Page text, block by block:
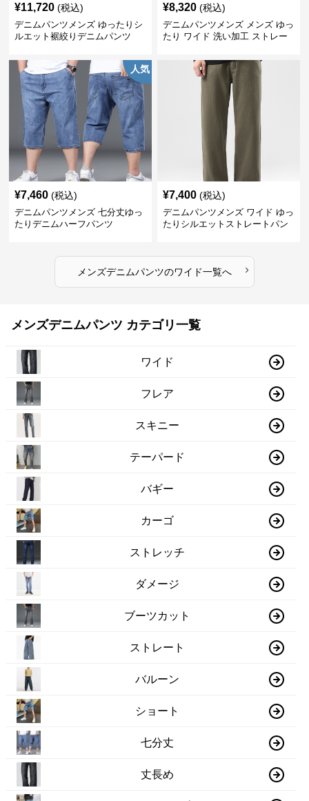
¥11,720 (税込)
デニムパンツメンズ ゆったりシ
ルエット裾絞りデニムパンツ
¥8,320 (税込)
デニムパンツメンズ メンズ ゆっ
たり ワイド 洗い加工 ストレー
人気
¥7,460 (税込)
デニムパンツメンズ 七分丈ゆっ
たりデニムハーフパンツ
¥7,400 (税込)
デニムパンツメンズ ワイド ゆっ
たりシルエットストレートパン
メンズデニムパンツのワイド一覧へ ›
メンズデニムパンツ カテゴリ一覧
ワイド
フレア
スキニー
テーパード
バギー
カーゴ
ストレッチ
ダメージ
ブーツカット
ストレート
バルーン
ショート
七分丈
丈長め